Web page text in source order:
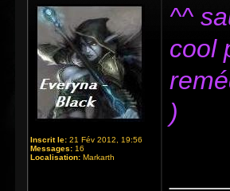
Inscrit le: 21 Fév 2012, 19:56
Messages: 16
Localisation: Markarth
^^
cool
)